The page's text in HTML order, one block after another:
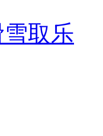
取乐